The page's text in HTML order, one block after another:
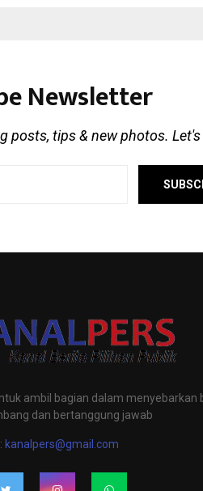
Newsletter
posts, tips & new photos.
ambil bagian dalam
dan bertanggung jawab
kanalpers@gmail.com